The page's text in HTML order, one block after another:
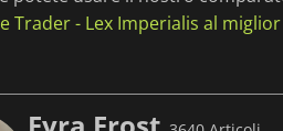
Trader - Lex Imperialis al